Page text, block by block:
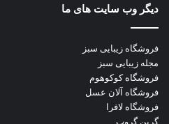
دیگر وب سایت های ما
فروشگاه زیبایی سبز
مجله زیبایی سبز
فروشگاه کوکوهوم
فروشگاه آلان عسل
فروشگاه لافرا
گرین گروپ